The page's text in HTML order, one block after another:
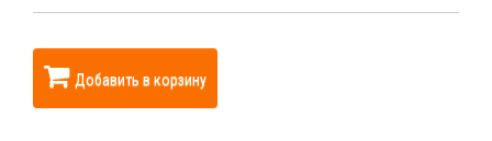
Добавить в корзину